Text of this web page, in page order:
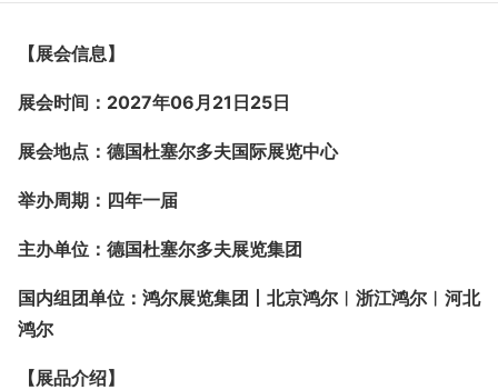
【展会信息】
展会时间： 2027年06月21日25日
展会地点： 德国杜塞尔多夫国际展览中心
举办周期：四年一届
主办单位：德国杜塞尔多夫展览集团
国内组团单位：鸿尔展览集团丨北京鸿尔︱浙江鸿尔︱河北
鸿尔
【展品介绍】